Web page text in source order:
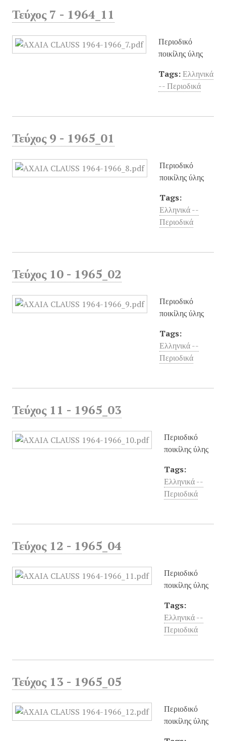
Τεύχος 7 - 1964_11
Περιοδικό
ποικίλης ύλης
Tags: Ελληνικά
-- Περιοδικά
Τεύχος 9 - 1965_01
Περιοδικό
ποικίλης ύλης
Tags:
Ελληνικά --
Περιοδικά
Τεύχος 10 - 1965_02
Περιοδικό
ποικίλης ύλης
Tags:
Ελληνικά --
Περιοδικά
Τεύχος 11 - 1965_03
Περιοδικό
ποικίλης ύλης
Tags:
Ελληνικά --
Περιοδικά
Τεύχος 12 - 1965_04
Περιοδικό
ποικίλης ύλης
Tags:
Ελληνικά --
Περιοδικά
Τεύχος 13 - 1965_05
Περιοδικό
ποικίλης ύλης